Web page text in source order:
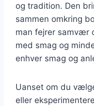
og tradition. Den
sammen omkring
man fejrer samvær
med smag og
enhver smag og
Uanset om du
eller